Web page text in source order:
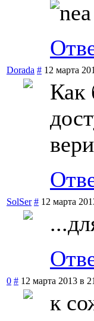
Dorada # 12 марта
Как
SolSer # 12 марта
0 # 12 марта 2013 в
к